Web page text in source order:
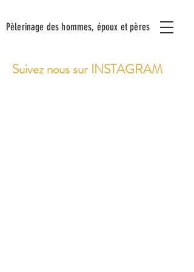
Pèlerinage des hommes, époux et pères
Suivez nous sur INSTAGRAM